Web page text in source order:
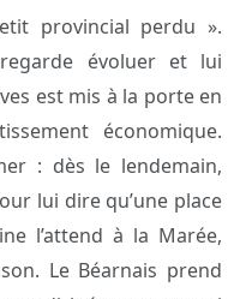
provincial perdu ».
évoluer et lui
est mis à la porte en
économique.
: dès le lendemain,
lui dire qu’une place
l’attend à la Marée,
Le Béarnais prend